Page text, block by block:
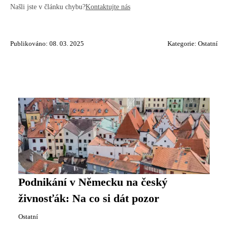
Našli jste v článku chybu?Kontaktujte nás
Publikováno: 08. 03. 2025 Kategorie: Ostatní
Podnikání v Německu na český
živnosťák: Na co si dát pozor
Ostatní